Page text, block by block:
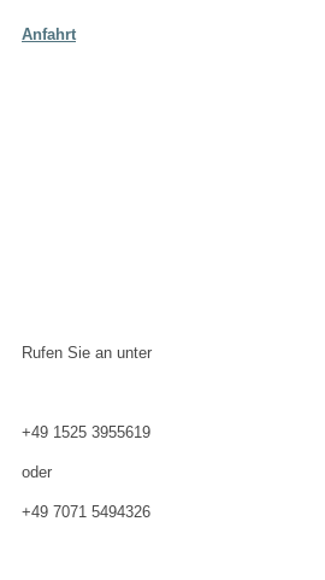
Anfahrt
Rufen Sie an unter
+49 1525 3955619
oder
+49 7071 5494326